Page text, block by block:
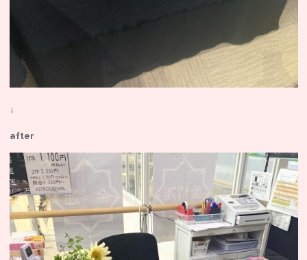
↓
after